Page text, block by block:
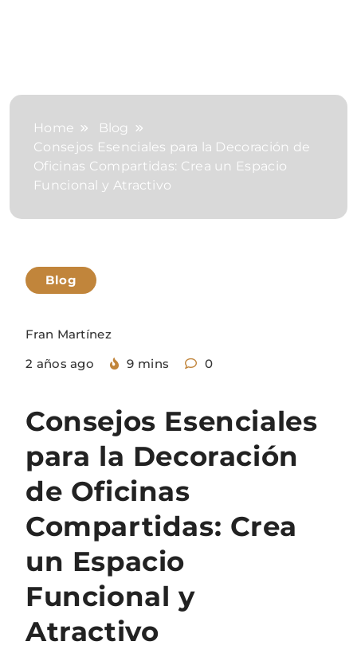
Home
Blog
Consejos Esenciales para la Decoración de
Oficinas Compartidas: Crea un Espacio
Funcional y Atractivo
Blog
Fran Martínez
2 años ago
9 mins 0
Consejos Esenciales
para la Decoración
de Oficinas
Compartidas: Crea
un Espacio
Funcional y
Atractivo